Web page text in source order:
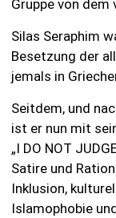
Gruppe von dem
Silas Seraphim
Besetzung der
jemals in
Seitdem, und
ist er nun mit
„I DO NOT
Satire und
Inklusion,
Islamophobie